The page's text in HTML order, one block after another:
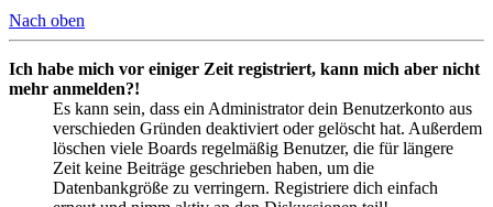
Nach oben
Ich habe mich vor einiger Zeit registriert, kann mich aber nicht
mehr anmelden?!
Es kann sein, dass ein Administrator dein Benutzerkonto aus
verschieden Gründen deaktiviert oder gelöscht hat. Außerdem
löschen viele Boards regelmäßig Benutzer, die für längere
Zeit keine Beiträge geschrieben haben, um die
Datenbankgröße zu verringern. Registriere dich einfach